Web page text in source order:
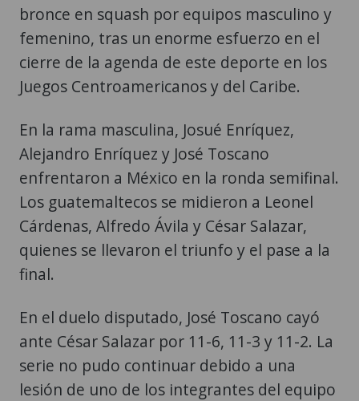
bronce en squash por equipos masculino y
femenino, tras un enorme esfuerzo en el
cierre de la agenda de este deporte en los
Juegos Centroamericanos y del Caribe.
En la rama masculina, Josué Enríquez,
Alejandro Enríquez y José Toscano
enfrentaron a México en la ronda semifinal.
Los guatemaltecos se midieron a Leonel
Cárdenas, Alfredo Ávila y César Salazar,
quienes se llevaron el triunfo y el pase a la
final.
En el duelo disputado, José Toscano cayó
ante César Salazar por 11-6, 11-3 y 11-2. La
serie no pudo continuar debido a una
lesión de uno de los integrantes del equipo